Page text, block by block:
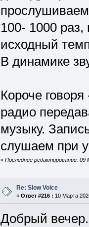
100- 1000
исходный
В динамике
Короче
радио
музыку.
слушаем при
« Последнее редактирование:
Re: Slow Voice
« Ответ #216 : 10 Марта
Добрый